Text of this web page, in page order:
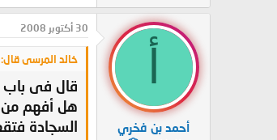
أحمد بن فخري
30 أكتوبر 2008
خالد المرسى قال:
قال فى باب
هل أفهم من
السجادة